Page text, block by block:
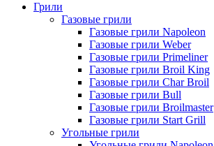
Грили
Газовые грили
Газовые грили Napoleon
Газовые грили Weber
Газовые грили Primeliner
Газовые грили Broil King
Газовые грили Char Broil
Газовые грили Bull
Газовые грили Broilmaster
Газовые грили Start Grill
Угольные грили